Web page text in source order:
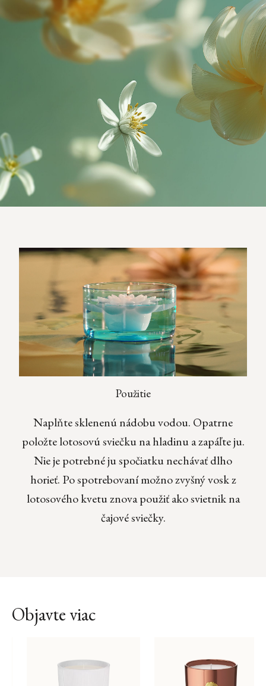
Použitie
Naplňte sklenenú nádobu vodou. Opatrne
položte lotosovú sviečku na hladinu a zapáľte ju.
Nie je potrebné ju spočiatku nechávať dlho
horieť. Po spotrebovaní možno zvyšný vosk z
lotosového kvetu znova použiť ako svietnik na
čajové sviečky.
Objavte viac